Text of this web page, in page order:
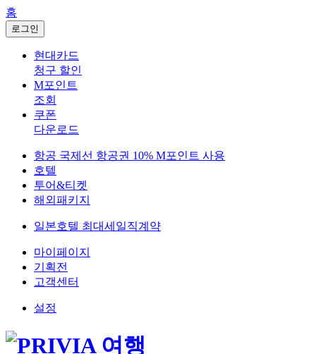
홈
로그인
현대카드
청구 할인
M포인트
조회
쿠폰
다운로드
항공 국제선 항공권 10% M포인트 사용
호텔
투어&티켓
해외패키지
일본호텔 최대세일직계약
마이페이지
기획전
고객센터
설정